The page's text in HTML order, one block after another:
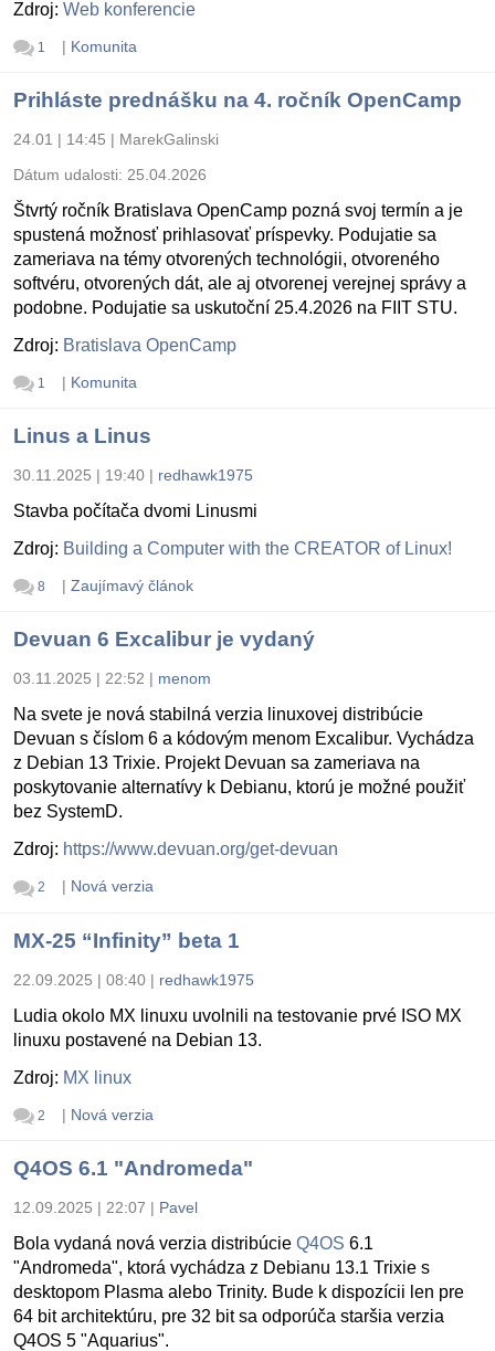
Zdroj: Web konferencie
1 | Komunita
Prihláste prednášku na 4. ročník OpenCamp
24.01 | 14:45 | MarekGalinski
Dátum udalosti: 25.04.2026
Štvrtý ročník Bratislava OpenCamp pozná svoj termín a je
spustená možnosť prihlasovať príspevky. Podujatie sa
zameriava na témy otvorených technológii, otvoreného
softvéru, otvorených dát, ale aj otvorenej verejnej správy a
podobne. Podujatie sa uskutoční 25.4.2026 na FIIT STU.
Zdroj: Bratislava OpenCamp
1 | Komunita
Linus a Linus
30.11.2025 | 19:40 | redhawk1975
Stavba počítača dvomi Linusmi
Zdroj: Building a Computer with the CREATOR of Linux!
8 | Zaujímavý článok
Devuan 6 Excalibur je vydaný
03.11.2025 | 22:52 | menom
Na svete je nová stabilná verzia linuxovej distribúcie
Devuan s číslom 6 a kódovým menom Excalibur. Vychádza
z Debian 13 Trixie. Projekt Devuan sa zameriava na
poskytovanie alternatívy k Debianu, ktorú je možné použiť
bez SystemD.
Zdroj: https://www.devuan.org/get-devuan
2 | Nová verzia
MX-25 “Infinity” beta 1
22.09.2025 | 08:40 | redhawk1975
Ludia okolo MX linuxu uvolnili na testovanie prvé ISO MX
linuxu postavené na Debian 13.
Zdroj: MX linux
2 | Nová verzia
Q4OS 6.1 "Andromeda"
12.09.2025 | 22:07 | Pavel
Bola vydaná nová verzia distribúcie Q4OS 6.1
"Andromeda", ktorá vychádza z Debianu 13.1 Trixie s
desktopom Plasma alebo Trinity. Bude k dispozícii len pre
64 bit architektúru, pre 32 bit sa odporúča staršia verzia
Q4OS 5 "Aquarius".